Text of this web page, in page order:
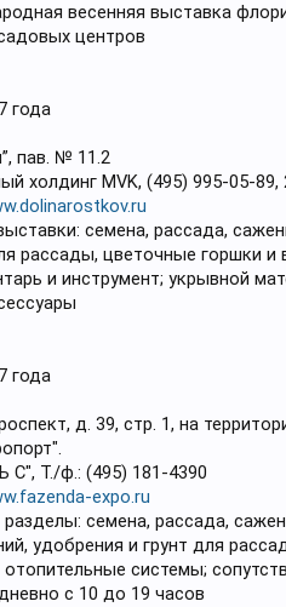
весенняя выставка
центров
года
пав. № 11.2
холдинг MVK, (495) 995-05-89,
семена, рассада,
рассады, цветочные горшки
и инструмент; укрывной
года
д. 39, стр. 1, на
Т./ф.: (495) 181-4390
expo.ru
семена, рассада,
удобрения и грунт для
отопительные системы;
с 10 до 19 часов